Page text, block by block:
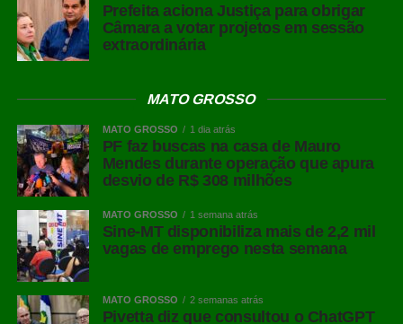
Fonte:Pensar Agro
;
COMENTE ABAIXO:
WhatsApp
Facebook
Twitter
Messenger
LinkedIn
Share
Prefeita aciona Justiça para obrigar
Câmara a votar projetos em sessão
extraordinária
MATO GROSSO
MATO GROSSO 1 dia atrás
PF faz buscas na casa de Mauro
Mendes durante operação que apura
desvio de R$ 308 milhões
MATO GROSSO 1 semana atrás
Sine-MT disponibiliza mais de 2,2 mil
vagas de emprego nesta semana
MATO GROSSO 2 semanas atrás
Pivetta diz que consultou o ChatGPT